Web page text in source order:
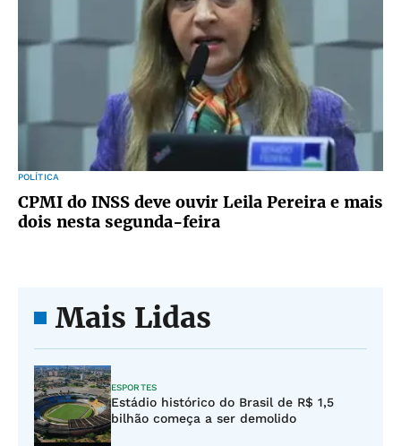
POLÍTICA
CPMI do INSS deve ouvir Leila Pereira e mais
dois nesta segunda-feira
Mais Lidas
ESPORTES
Estádio histórico do Brasil de R$ 1,5
bilhão começa a ser demolido